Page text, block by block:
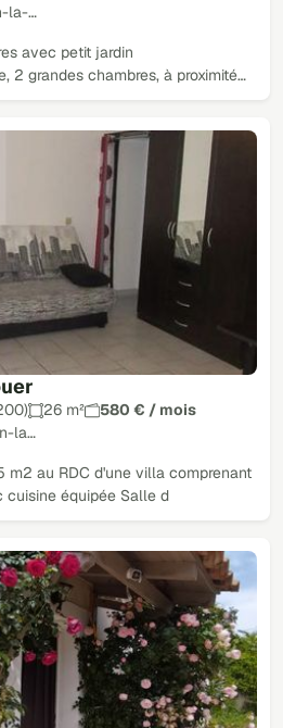
la-…
avec petit jardin
2 grandes chambres, à proximité…
26 m²
580 € / mois
la…
m2 au RDC d'une villa comprenant
équipée Salle d